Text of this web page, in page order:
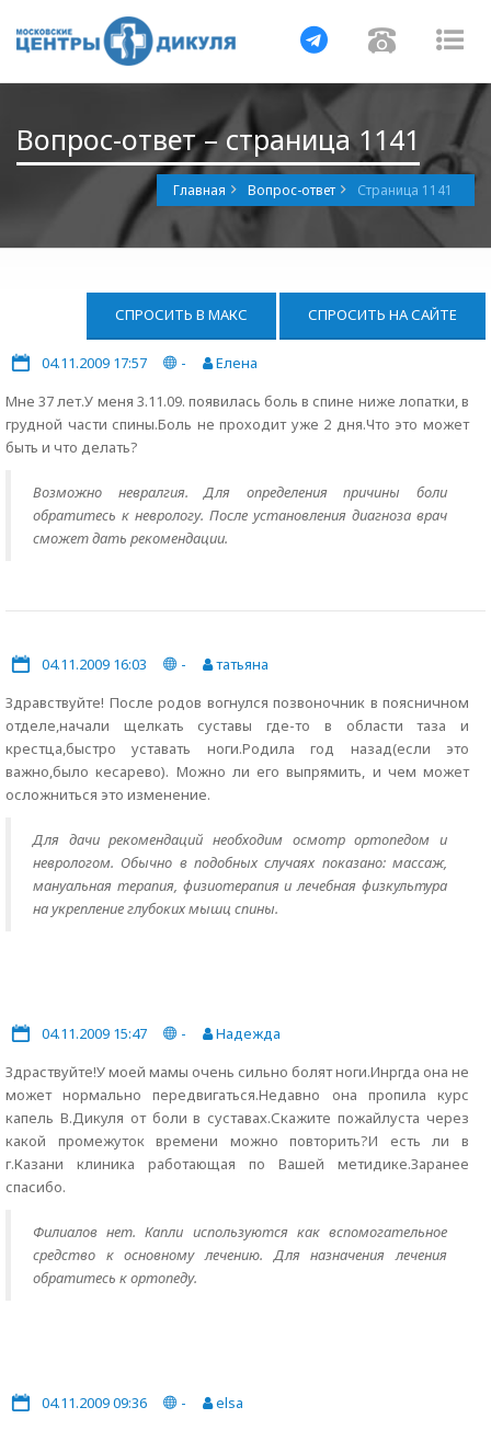
Навигация
Вопрос-ответ – страница 1141
Главная Вопрос-ответ Страница 1141
СПРОСИТЬ В МАКС СПРОСИТЬ НА САЙТЕ
04.11.2009 17:57 -
Елена
Мне 37 лет.У меня 3.11.09. появилась боль в спине ниже лопатки, в
грудной части спины.Боль не проходит уже 2 дня.Что это может
быть и что делать?
Возможно невралгия. Для определения причины боли
обратитесь к неврологу. После установления диагноза врач
сможет дать рекомендации.
04.11.2009 16:03 -
татьяна
Здравствуйте! После родов вогнулся позвоночник в поясничном
отделе,начали щелкать суставы где-то в области таза и
крестца,быстро уставать ноги.Родила год назад(если это
важно,было кесарево). Можно ли его выпрямить, и чем может
осложниться это изменение.
Для дачи рекомендаций необходим осмотр ортопедом и
неврологом. Обычно в подобных случаях показано: массаж,
мануальная терапия, физиотерапия и лечебная физкультура
на укрепление глубоких мышц спины.
04.11.2009 15:47 -
Надежда
Здраствуйте!У моей мамы очень сильно болят ноги.Инргда она не
может нормально передвигаться.Недавно она пропила курс
капель В.Дикуля от боли в суставах.Скажите пожайлуста через
какой промежуток времени можно повторить?И есть ли в
г.Казани клиника работающая по Вашей метидике.Заранее
спасибо.
Филиалов нет. Капли используются как вспомогательное
средство к основному лечению. Для назначения лечения
обратитесь к ортопеду.
04.11.2009 09:36 -
elsa